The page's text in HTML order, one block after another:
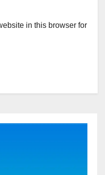
in this browser for